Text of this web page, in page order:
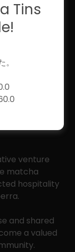
venture
matcha
hospitality
and shared
a valued
Tins